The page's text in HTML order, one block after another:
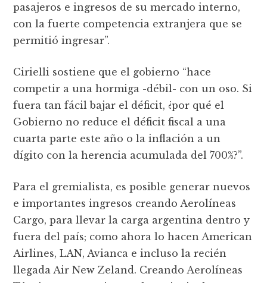
pasajeros e ingresos de su mercado interno,
con la fuerte competencia extranjera que se
permitió ingresar”.
Cirielli sostiene que el gobierno “hace
competir a una hormiga -débil- con un oso. Si
fuera tan fácil bajar el déficit, ¿por qué el
Gobierno no reduce el déficit fiscal a una
cuarta parte este año o la inflación a un
dígito con la herencia acumulada del 700%?”.
Para el gremialista, es posible generar nuevos
e importantes ingresos creando Aerolíneas
Cargo, para llevar la carga argentina dentro y
fuera del país; como ahora lo hacen American
Airlines, LAN, Avianca e incluso la recién
llegada Air New Zeland. Creando Aerolíneas